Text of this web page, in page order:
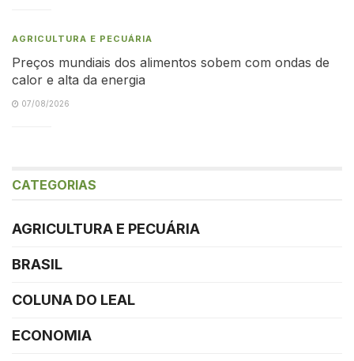
AGRICULTURA E PECUÁRIA
Preços mundiais dos alimentos sobem com ondas de
calor e alta da energia
07/08/2026
CATEGORIAS
AGRICULTURA E PECUÁRIA
BRASIL
COLUNA DO LEAL
ECONOMIA